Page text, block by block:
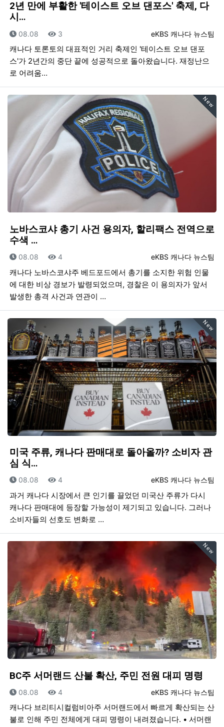
2년 만에 부활한 '테이스트 오브 댄포스' 축제, 다
시…
등록자
eKBS 캐나다 뉴스팀
등록일
08.08 조회
3
캐나다 토론토의 대표적인 거리 축제인 '테이스트 오브 댄포
스'가 2년간의 중단 끝에 성공적으로 돌아왔습니다. 재정난으
로 어려움…
New
노바스코샤 총기 사건 용의자, 할리팩스 전역으로
수색 …
등록자
eKBS 캐나다 뉴스팀
등록일
08.08 조회
4
캐나다 노바스코샤주 베드포드에서 총기를 소지한 위험 인물
에 대한 비상 경보가 발령되었으며, 경찰은 이 용의자가 앞서
발생한 총격 사건과 연관이 …
New
미국 주류, 캐나다 판매대로 돌아올까? 소비자 관
심 식…
등록자
eKBS 캐나다 뉴스팀
등록일
08.08 조회
4
과거 캐나다 시장에서 큰 인기를 끌었던 미국산 주류가 다시
캐나다 판매대에 등장할 가능성이 제기되고 있습니다. 그러나
소비자들의 선호도 변화로 …
New
BC주 서머랜드 산불 확산, 주민 전원 대피 명령
등록자
eKBS 캐나다 뉴스팀
등록일
08.08 조회
4
캐나다 브리티시컬럼비아주 서머랜드에서 빠르게 확산되는 산
불로 인해 주민 전체에게 대피 명령이 내려졌습니다. • 서머랜